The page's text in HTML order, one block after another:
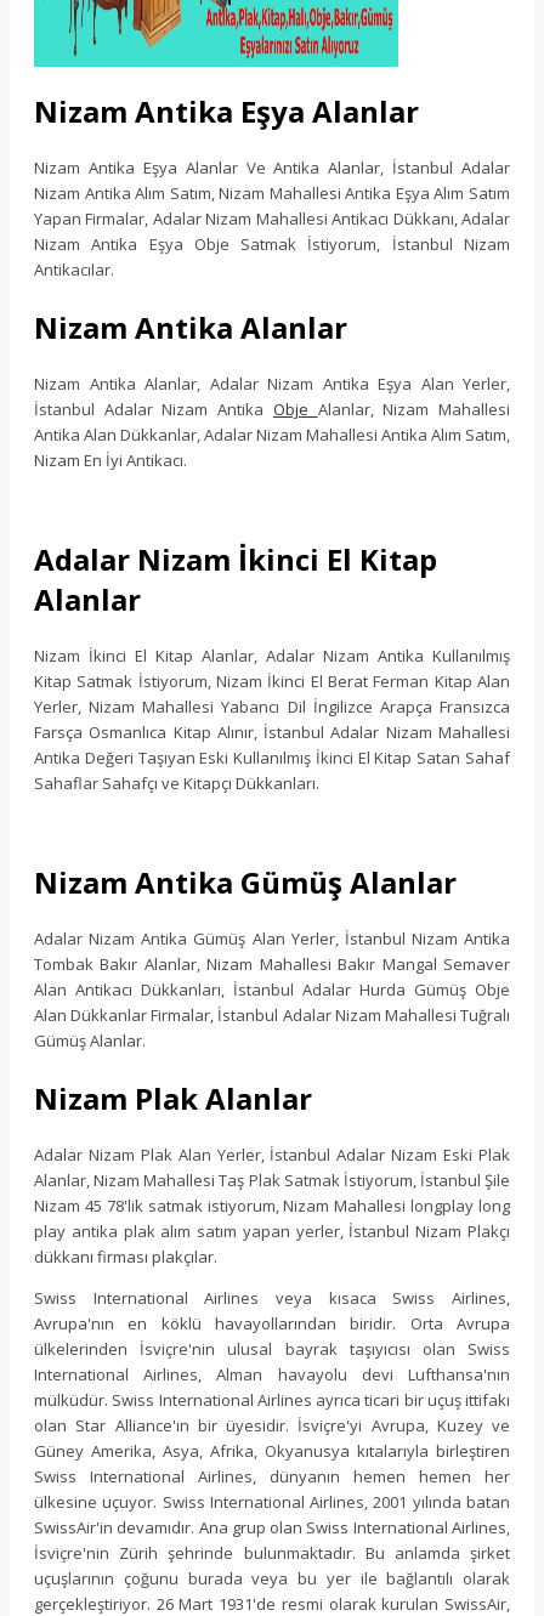
Nizam Antika Eşya Alanlar
Nizam Antika Eşya Alanlar Ve Antika Alanlar, İstanbul Adalar
Nizam Antika Alım Satım, Nizam Mahallesi Antika Eşya Alım Satım
Yapan Firmalar, Adalar Nizam Mahallesi Antikacı Dükkanı, Adalar
Nizam Antika Eşya Obje Satmak İstiyorum, İstanbul Nizam
Antikacılar.
Nizam Antika Alanlar
Nizam Antika Alanlar, Adalar Nizam Antika Eşya Alan Yerler,
İstanbul Adalar Nizam Antika Obje Alanlar, Nizam Mahallesi
Antika Alan Dükkanlar, Adalar Nizam Mahallesi Antika Alım Satım,
Nizam En İyi Antikacı.
Adalar Nizam İkinci El Kitap
Alanlar
Nizam İkinci El Kitap Alanlar, Adalar Nizam Antika Kullanılmış
Kitap Satmak İstiyorum, Nizam İkinci El Berat Ferman Kitap Alan
Yerler, Nizam Mahallesi Yabancı Dil İngilizce Arapça Fransızca
Farsça Osmanlıca Kitap Alınır, İstanbul Adalar Nizam Mahallesi
Antika Değeri Taşıyan Eski Kullanılmış İkinci El Kitap Satan Sahaf
Sahaflar Sahafçı ve Kitapçı Dükkanları.
Nizam Antika Gümüş Alanlar
Adalar Nizam Antika Gümüş Alan Yerler, İstanbul Nizam Antika
Tombak Bakır Alanlar, Nizam Mahallesi Bakır Mangal Semaver
Alan Antikacı Dükkanları, İstanbul Adalar Hurda Gümüş Obje
Alan Dükkanlar Firmalar, İstanbul Adalar Nizam Mahallesi Tuğralı
Gümüş Alanlar.
Nizam Plak Alanlar
Adalar Nizam Plak Alan Yerler, İstanbul Adalar Nizam Eski Plak
Alanlar, Nizam Mahallesi Taş Plak Satmak İstiyorum, İstanbul Şile
Nizam 45 78'lik satmak istiyorum, Nizam Mahallesi longplay long
play antika plak alım satım yapan yerler, İstanbul Nizam Plakçı
dükkanı firması plakçılar.
Swiss International Airlines veya kısaca Swiss Airlines,
Avrupa'nın en köklü havayollarından biridir. Orta Avrupa
ülkelerinden İsviçre'nin ulusal bayrak taşıyıcısı olan Swiss
International Airlines, Alman havayolu devi Lufthansa'nın
mülküdür. Swiss International Airlines ayrıca ticari bir uçuş ittifakı
olan Star Alliance'ın bir üyesidir. İsviçre'yi Avrupa, Kuzey ve
Güney Amerika, Asya, Afrika, Okyanusya kıtalarıyla birleştiren
Swiss International Airlines, dünyanın hemen hemen her
ülkesine uçuyor. Swiss International Airlines, 2001 yılında batan
SwissAir'in devamıdır. Ana grup olan Swiss International Airlines,
İsviçre'nin Zürih şehrinde bulunmaktadır. Bu anlamda şirket
uçuşlarının çoğunu burada veya bu yer ile bağlantılı olarak
gerçekleştiriyor. 26 Mart 1931'de resmi olarak kurulan SwissAir,